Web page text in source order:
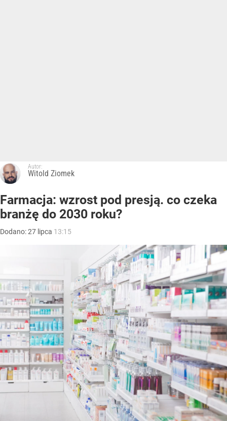
Autor:
Witold Ziomek
Farmacja: wzrost pod presją. co czeka
branżę do 2030 roku?
Dodano:27 lipca 13:15